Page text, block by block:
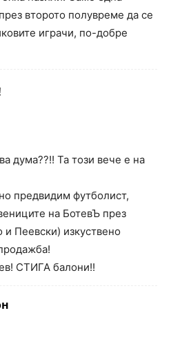
второто полувреме да се
играчи, по-добре
дума??!! Та този вече е на
предвидим футболист,
на БотевЪ през
Пеевски) изкуствено
СТИГА балони!!